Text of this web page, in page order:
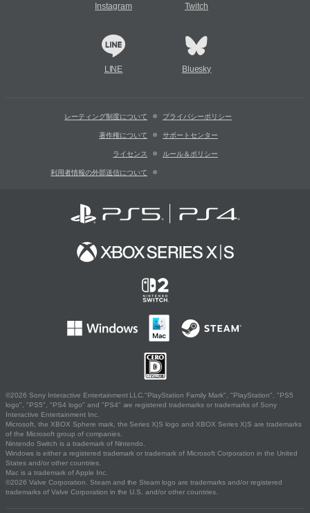
Instagram Twitch
LINE Bluesky
レーティング制度について プライバシーポリシー
著作権について サポートセンター
ライセンス ルール＆ポリシー
利用者情報の外部送信について
©2026 Sony Interactive Entertainment LLC."PlayStation Family Mark", "PlayStation", "PS5
logo", "PS5", "PS4 logo" and "PS4" are registered trademarks or trademarks of Sony
Interactive Entertainment Inc.
Microsoft, the XBOX Sphere mark, the Series X|S logo and XBOX Series X|S are trademarks
of the Microsoft group of companies.
Nintendo Switch is a trademark of Nintendo.
Windows is either a registered trademark or trademark of Microsoft Corporation in the United
States and/or other countries.
Mac is a trademark of Apple Inc.
©2026 Valve Corporation. Steam and the Steam logo are trademarks and/or registered
trademarks of Valve Corporation in the U.S. and/or other countries.